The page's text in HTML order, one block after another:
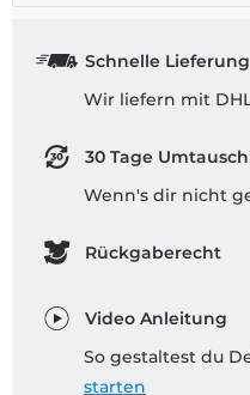
Schnelle Lieferung
Wir liefern mit
30 Tage
Wenn's dir nicht
Rückgaberecht
Video Anleitung
So gestaltest du
starten